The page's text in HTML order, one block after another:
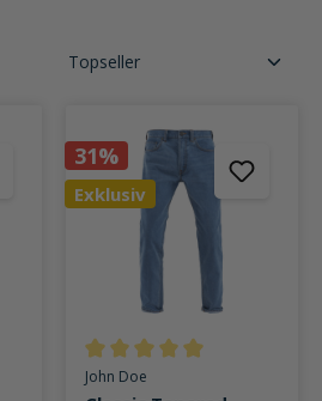
von 4.6 von 5 Sternen
31%
Exklusiv
Durchschnittliche Bewertung
John Doe